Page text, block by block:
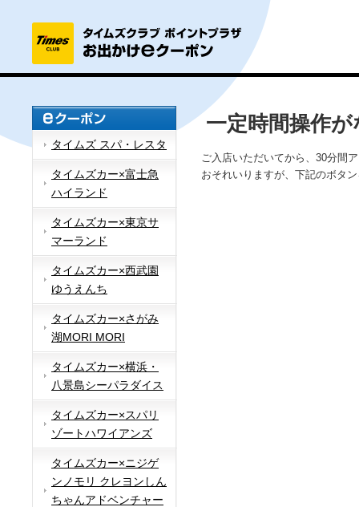
タイムズ スパ・レスタ
タイムズカー×富士急
ハイランド
タイムズカー×東京サ
マーランド
タイムズカー×西武園
ゆうえんち
タイムズカー×さがみ
湖MORI MORI
タイムズカー×横浜・
八景島シーパラダイス
タイムズカー×スパリ
ゾートハワイアンズ
タイムズカー×ニジゲ
ンノモリ クレヨンしん
ちゃんアドベンチャー
一定時間操作
ご入店いただいてから、30分間
おそれいりますが、下記のボタ